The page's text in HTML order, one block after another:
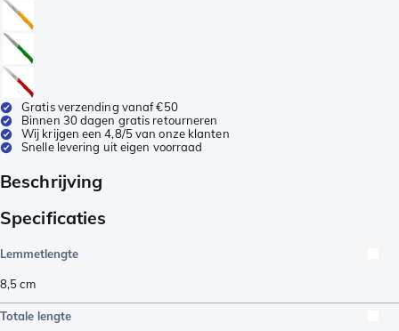
Gratis verzending vanaf €50
Binnen 30 dagen gratis retourneren
Wij krijgen een 4,8/5 van onze klanten
Snelle levering uit eigen voorraad
Beschrijving
Specificaties
Lemmetlengte
8,5cm
Totale lengte